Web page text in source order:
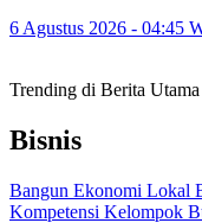
6 Agustus 2026 - 04:45
Trending di Berita Utama
Bisnis
Bangun Ekonomi Lokal
Kompetensi Kelompok